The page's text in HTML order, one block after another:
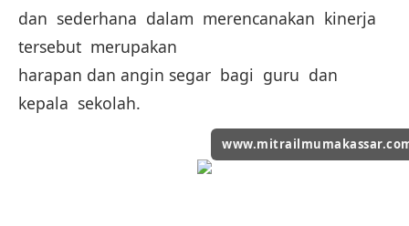
dan sederhana dalam merencanakan kinerja
tersebut merupakan
harapan dan angin segar bagi guru dan
kepala sekolah.